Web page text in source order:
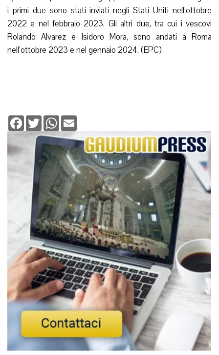
i primi due sono stati inviati negli Stati Uniti nell’ottobre
2022 e nel febbraio 2023. Gli altri due, tra cui i vescovi
Rolando Alvarez e Isidoro Mora, sono andati a Roma
nell’ottobre 2023 e nel gennaio 2024. (EPC)
Facebook
TwitterWhatsApp